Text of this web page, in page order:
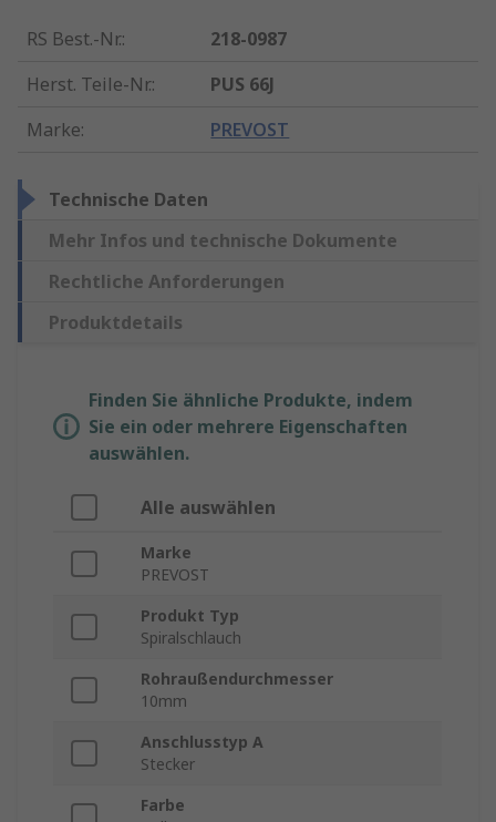
RS Best.-Nr.:
218-0987
Herst. Teile-Nr.:
PUS 66J
Marke: PREVOST
Technische Daten
Mehr Infos und technische Dokumente
Rechtliche Anforderungen
Produktdetails
Finden Sie ähnliche Produkte, indem
Sie ein oder mehrere Eigenschaften
auswählen.
Alle auswählen
Marke
PREVOST
Produkt Typ
Spiralschlauch
Rohraußendurchmesser
10mm
Anschlusstyp A
Stecker
Farbe